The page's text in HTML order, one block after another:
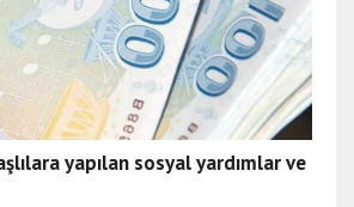
yapılan sosyal yardımlar ve